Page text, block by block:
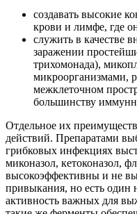
создавать высокие
крови и лимфе, где
служить в качестве
заражении
трихомонада),
микроорганизмами,
межклеточном
большинству
Отдельное их
действий. Препаратами
грибковых инфекциях
миконазол, кетоконазол,
высокоэффективны и не
привыкания, но есть
активность важных для